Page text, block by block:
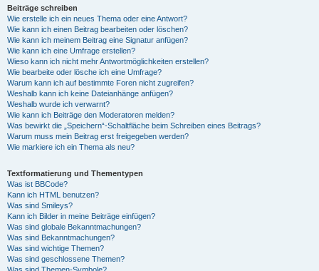
Beiträge schreiben
Wie erstelle ich ein neues Thema oder eine Antwort?
Wie kann ich einen Beitrag bearbeiten oder löschen?
Wie kann ich meinem Beitrag eine Signatur anfügen?
Wie kann ich eine Umfrage erstellen?
Wieso kann ich nicht mehr Antwortmöglichkeiten erstellen?
Wie bearbeite oder lösche ich eine Umfrage?
Warum kann ich auf bestimmte Foren nicht zugreifen?
Weshalb kann ich keine Dateianhänge anfügen?
Weshalb wurde ich verwarnt?
Wie kann ich Beiträge den Moderatoren melden?
Was bewirkt die „Speichern“-Schaltfläche beim Schreiben eines Beitrags?
Warum muss mein Beitrag erst freigegeben werden?
Wie markiere ich ein Thema als neu?
Textformatierung und Thementypen
Was ist BBCode?
Kann ich HTML benutzen?
Was sind Smileys?
Kann ich Bilder in meine Beiträge einfügen?
Was sind globale Bekanntmachungen?
Was sind Bekanntmachungen?
Was sind wichtige Themen?
Was sind geschlossene Themen?